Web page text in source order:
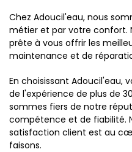
Chez Adoucil'eau, nous
métier et par votre confort.
prête à vous offrir les
maintenance et de
En choisissant Adoucil'eau,
de l'expérience de plus de
sommes fiers de notre
compétence et de fiabilité.
satisfaction client est au
faisons.